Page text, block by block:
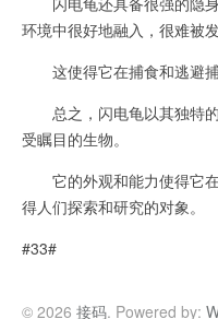
环境中很好地融入，很难被发
这使得它在捕食和逃避捕
总之，闪电龟以其独特的
受瞩目的生物。
它的外观和能力使得它在
得人们探索和研究的对象。
#33#
© 2026 接码. Powered by: